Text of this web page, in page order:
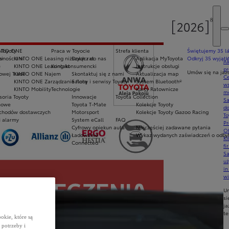
Świętujemy 35
Odkryj 35
Umów się na
Praca w Toyocie
Dołącz do nas
Kontakt
Skontaktuj się z nami
Salony i serwisy Toyoty
Technologie
Innowacje
Toyota T-Mate
Motorsport
System eCall
Cyfrowy opiekun auta
Ładowanie
Connected
ONE
KINTO ONE Leasing niższych rat
KINTO ONE Leasing konsumencki
KINTO ONE Najem
KINTO ONE Zarządzanie flotą
KINTO Mobility
Trade
Toyoty
dostawczych
alarmy
Strefa klienta
Aplikacja MyToyota
Instrukcje obsługi
Aktualizacja map
System Bluetooth®
Karty Ratownicze
Toyota Collection
Kolekcje Toyoty
Kolekcje Toyoty Gazoo Racing
FAQ
Najczęściej zadawane pytania
Wykaz wydanych zaświadczeń o
które są
potrzeby i